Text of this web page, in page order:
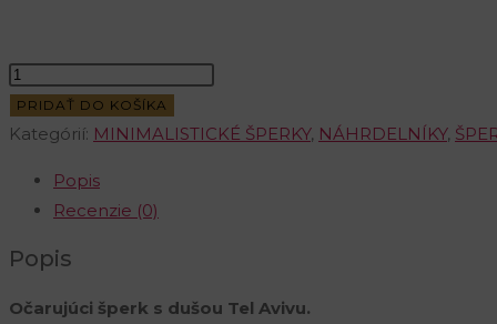
množstvo
Minimalistický
náhrdelník
opálom
Tel
(Gold
PRIDAŤ DO KOŠÍKA
Kategórií: MINIMALISTICKÉ ŠPERKY, NÁHRDELNÍKY,
Popis
Recenzie (0)
Popis
Očarujúci šperk s dušou Tel Avivu.